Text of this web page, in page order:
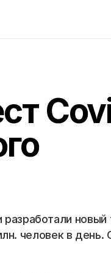
разработали новый
человек в день.